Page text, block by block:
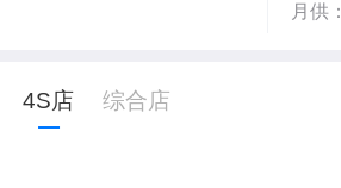
月供：
4S店 综合店